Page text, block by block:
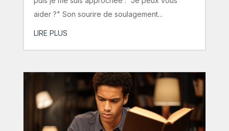
aider ?" Son sourire de soulagement...
LIRE PLUS